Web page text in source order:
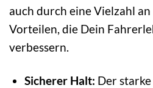
auch durch eine Vielzahl
Vorteilen, die Dein
verbessern.
Sicherer Halt: Der